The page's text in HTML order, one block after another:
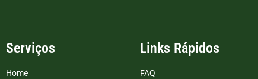
Serviços
Home
Links Rápidos
FAQ